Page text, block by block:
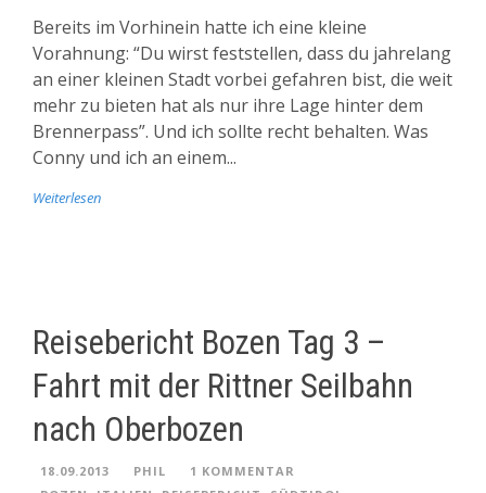
Bereits im Vorhinein hatte ich eine kleine
Vorahnung: “Du wirst feststellen, dass du jahrelang
an einer kleinen Stadt vorbei gefahren bist, die weit
mehr zu bieten hat als nur ihre Lage hinter dem
Brennerpass”. Und ich sollte recht behalten. Was
Conny und ich an einem...
Weiterlesen
Reisebericht Bozen Tag 3 –
Fahrt mit der Rittner Seilbahn
nach Oberbozen
18.09.2013 PHIL
1 KOMMENTAR